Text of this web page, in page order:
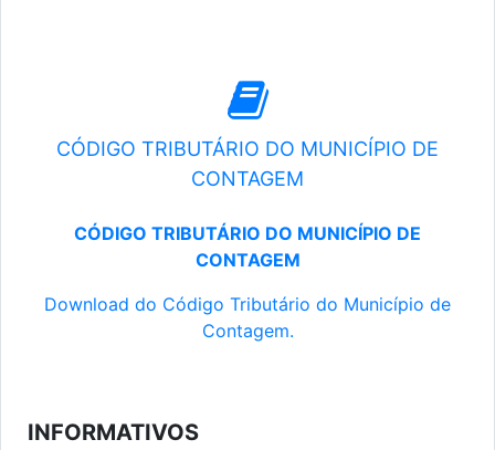
CÓDIGO TRIBUTÁRIO DO MUNICÍPIO DE
CONTAGEM
CÓDIGO TRIBUTÁRIO DO MUNICÍPIO DE
CONTAGEM
Download do Código Tributário do Município de
Contagem.
INFORMATIVOS